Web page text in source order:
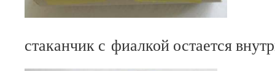
стаканчик с фиалкой остается